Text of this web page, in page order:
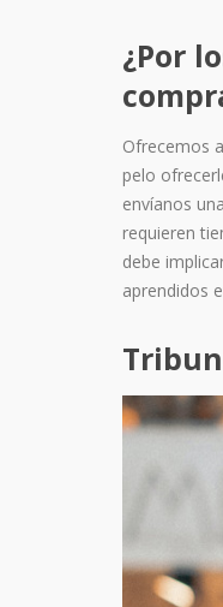
¿Por
Ofrecemos
pelo
envíanos
requieren
debe
aprendidos